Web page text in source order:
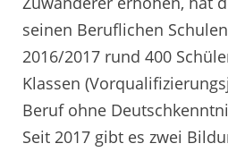
seinen Beruflichen
2016/2017 rund 400
Klassen
Beruf ohne
Seit 2017 gibt es zwei